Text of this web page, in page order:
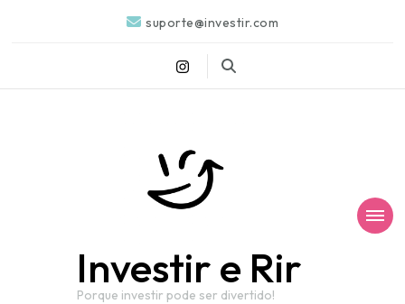
suporte@investir.com
Investir e Rir
Porque investir pode ser divertido!